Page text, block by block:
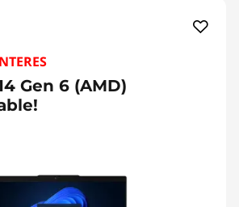
Gen 6 (AMD)